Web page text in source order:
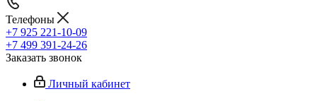
Телефоны
+7 925 221-10-09
+7 499 391-24-26
Заказать звонок
Личный кабинет